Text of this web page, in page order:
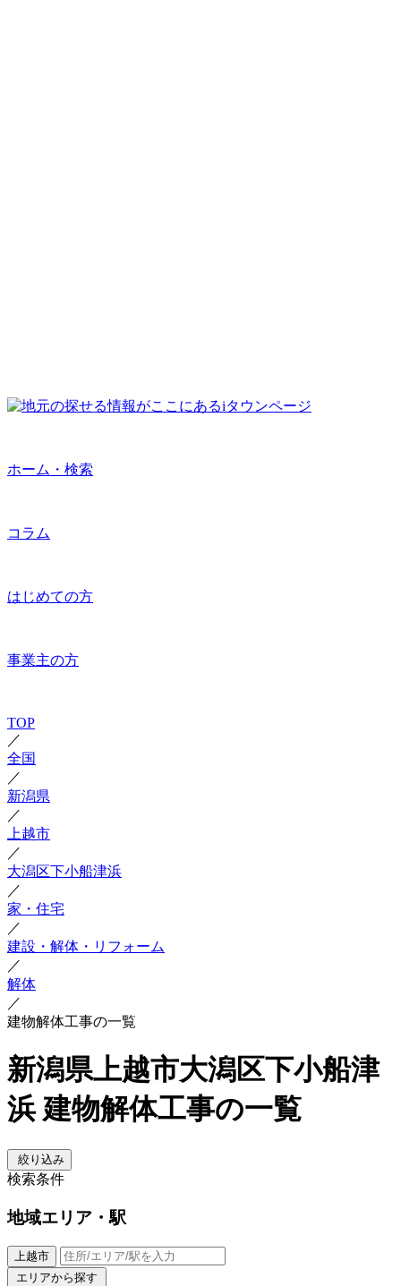
ホーム・検索
コラム
はじめての方
事業主の方
TOP
／
全国
／
新潟県
／
上越市
／
大潟区下小船津浜
／
家・住宅
／
建設・解体・リフォーム
／
解体
／
建物解体工事の一覧
新潟県上越市大潟区下小船津
浜 建物解体工事の一覧
絞り込み
検索条件
地域エリア・駅
上越市
エリアから探す